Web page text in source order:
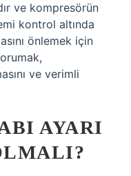
ve kompresörün
kontrol altında
önlemek için
ve verimli
AYARI